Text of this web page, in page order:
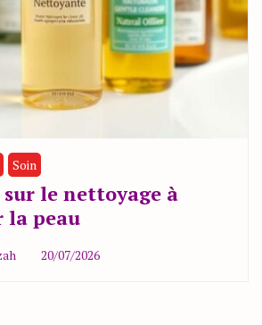
Soin
le nettoyage à
la peau
20/07/2026